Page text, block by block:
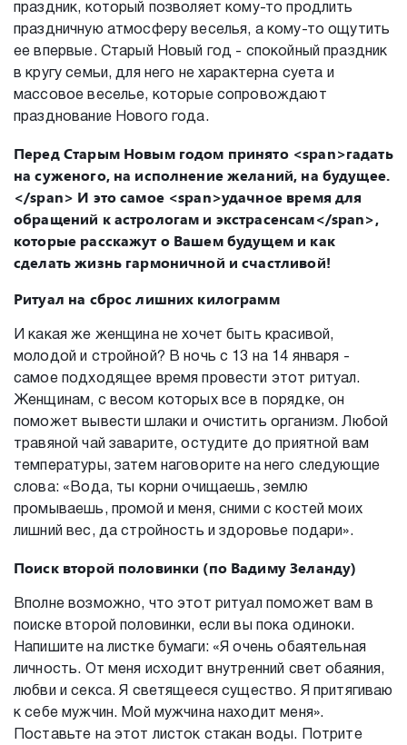
праздник, который позволяет кому-то продлить
праздничную атмосферу веселья, а кому-то ощутить
ее впервые. Старый Новый год - спокойный праздник
в кругу семьи, для него не характерна суета и
массовое веселье, которые сопровождают
празднование Нового года.
Перед Старым Новым годом принято <span>гадать
на суженого, на исполнение желаний, на будущее.
</span> И это самое <span>удачное время для
обращений к астрологам и экстрасенсам</span>,
которые расскажут о Вашем будущем и как
сделать жизнь гармоничной и счастливой!
Ритуал на сброс лишних килограмм
И какая же женщина не хочет быть красивой,
молодой и стройной? В ночь с 13 на 14 января -
самое подходящее время провести этот ритуал.
Женщинам, с весом которых все в порядке, он
поможет вывести шлаки и очистить организм. Любой
травяной чай заварите, остудите до приятной вам
температуры, затем наговорите на него следующие
слова: «Вода, ты корни очищаешь, землю
промываешь, промой и меня, сними с костей моих
лишний вес, да стройность и здоровье подари».
Поиск второй половинки (по Вадиму Зеланду)
Вполне возможно, что этот ритуал поможет вам в
поиске второй половинки, если вы пока одиноки.
Напишите на листке бумаги: «Я очень обаятельная
личность. От меня исходит внутренний свет обаяния,
любви и секса. Я светящееся существо. Я притягиваю
к себе мужчин. Мой мужчина находит меня».
Поставьте на этот листок стакан воды. Потрите